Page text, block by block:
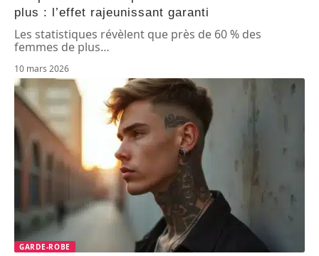
plus : l’effet rajeunissant garanti
Les statistiques révèlent que près de 60 % des
femmes de plus…
10 mars 2026
GARDE-ROBE